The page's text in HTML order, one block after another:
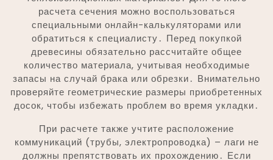
расчета сечения можно воспользоваться
специальными онлайн-калькуляторами или
обратиться к специалисту․ Перед покупкой
древесины обязательно рассчитайте общее
количество материала, учитывая необходимые
запасы на случай брака или обрезки․ Внимательно
проверяйте геометрические размеры приобретенных
досок, чтобы избежать проблем во время укладки․
При расчете также учтите расположение
коммуникаций (трубы, электропроводка) – лаги не
должны препятствовать их прохождению․ Если